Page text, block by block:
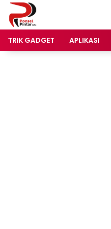
Langsung
konten
TRIK GADGET
APLIKASI